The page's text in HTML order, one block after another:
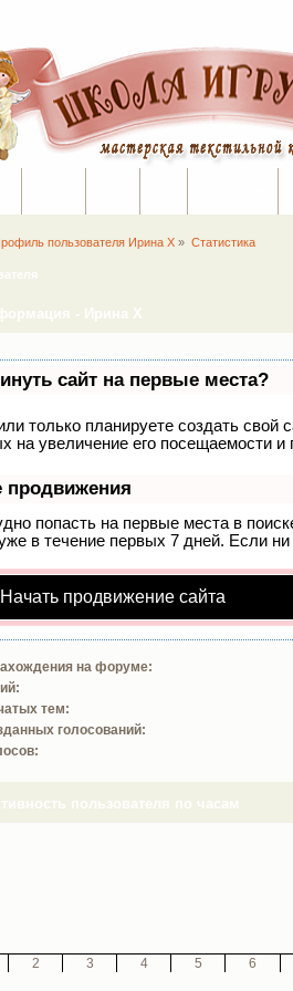
пользователя Ирина Х » Статистика
- Ирина Х
сайт на первые места?
только планируете создать свой
на увеличение его посещаемости
продвижения
попасть на первые места в
в течение первых 7 дней. Если
Начать продвижение сайта
на форуме:
тем:
голосований:
пользователя по часам
2 3 4 5 6